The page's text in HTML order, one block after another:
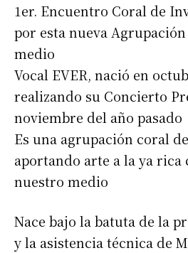
1er. Encuentro Coral de
por esta nueva
medio
Vocal EVER, nació en
realizando su Concierto
noviembre del año pasado
Es una agrupación coral
aportando arte a la ya
nuestro medio
Nace bajo la batuta de la
y la asistencia técnica de